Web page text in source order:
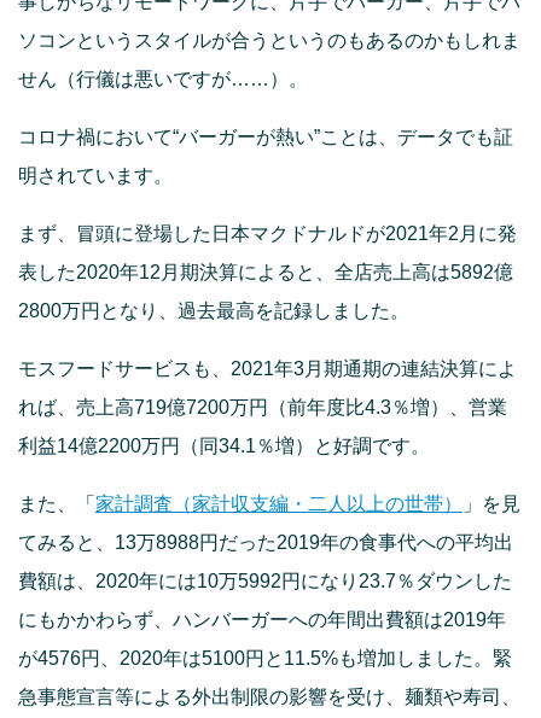
ソコンというスタイルが合うというのもあるのかもしれま
せん（行儀は悪いですが……）。
コロナ禍において“バーガーが熱い”ことは、データでも証
明されています。
まず、冒頭に登場した日本マクドナルドが2021年2月に発
表した2020年12月期決算によると、全店売上高は5892億
2800万円となり、過去最高を記録しました。
モスフードサービスも、2021年3月期通期の連結決算によ
れば、売上高719億7200万円（前年度比4.3％増）、営業
利益14億2200万円（同34.1％増）と好調です。
また、「 家計調査（家計収支編・二人以上の世帯）
」を見
てみると、13万8988円だった2019年の食事代への平均出
費額は、2020年には10万5992円になり23.7％ダウンした
にもかかわらず、ハンバーガーへの年間出費額は2019年
が4576円、2020年は5100円と11.5%も増加しました。緊
急事態宣言等による外出制限の影響を受け、麺類や寿司、